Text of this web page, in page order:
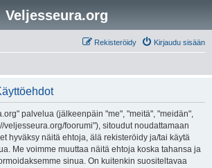
Veljesseura.org
Kirjaudu sisään
Rekisteröidy
palvelua (jälkeenpäin "me", "meitä", "meidän",
veljesseura.org/foorumi"), sitoudut noudattamaan
hyväksy näitä ehtoja, älä rekisteröidy ja/tai käytä
Me voimme muuttaa näitä ehtoja koska tahansa ja
sinua. On kuitenkin suositeltavaa